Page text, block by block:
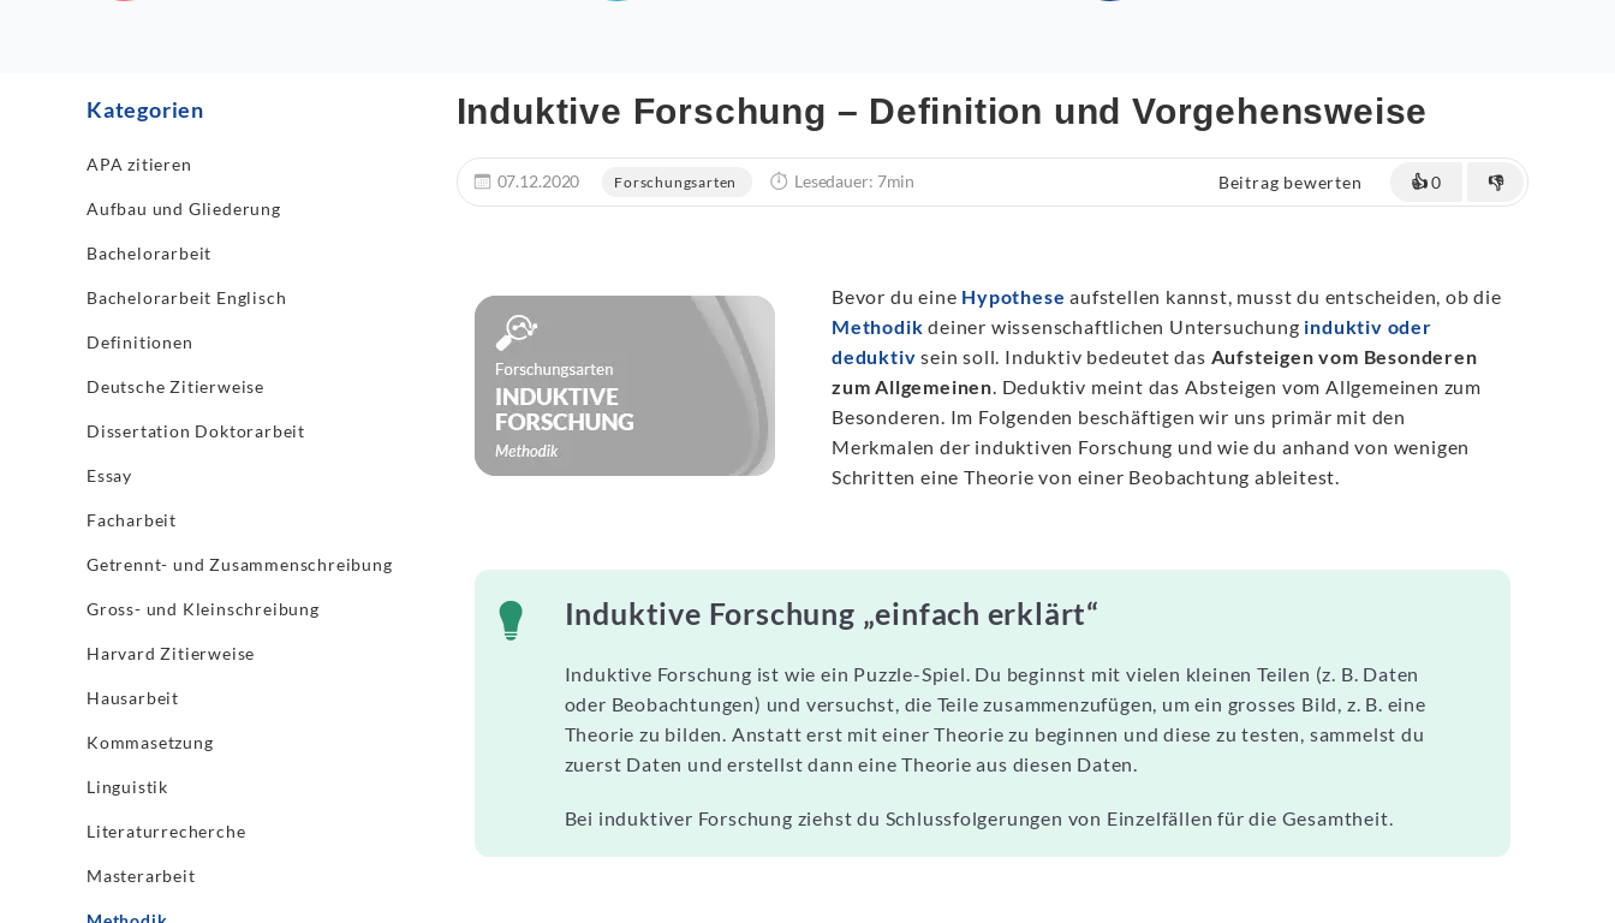
Kategorien
APA zitieren
Aufbau und Gliederung
Bachelorarbeit
Bachelorarbeit Englisch
Definitionen
Deutsche Zitierweise
Dissertation Doktorarbeit
Essay
Facharbeit
Getrennt- und Zusammenschreibung
Gross- und Kleinschreibung
Harvard Zitierweise
Hausarbeit
Kommasetzung
Linguistik
Literaturrecherche
Masterarbeit
Induktive Forschung – Definition und Vorgehensweise
07.12.2020 Forschungsarten Lesedauer: 7min Beitrag bewerten 👍0 👎
Bevor du eine Hypothese aufstellen kannst, musst du entscheiden, ob die
Methodik deiner wissenschaftlichen Untersuchung induktiv oder
deduktiv sein soll. Induktiv bedeutet das Aufsteigen vom Besonderen
zum Allgemeinen. Deduktiv meint das Absteigen vom Allgemeinen zum
Besonderen. Im Folgenden beschäftigen wir uns primär mit den
Merkmalen der induktiven Forschung und wie du anhand von wenigen
Schritten eine Theorie von einer Beobachtung ableitest.
Induktive Forschung „einfach erklärt“
Induktive Forschung ist wie ein Puzzle-Spiel. Du beginnst mit vielen kleinen Teilen (z. B. Daten
oder Beobachtungen) und versuchst, die Teile zusammenzufügen, um ein grosses Bild, z. B. eine
Theorie zu bilden. Anstatt erst mit einer Theorie zu beginnen und diese zu testen, sammelst du
zuerst Daten und erstellst dann eine Theorie aus diesen Daten.
Bei induktiver Forschung ziehst du Schlussfolgerungen von Einzelfällen für die Gesamtheit.